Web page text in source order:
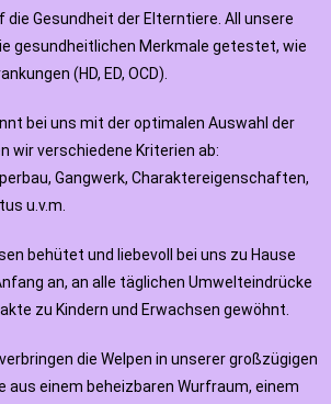
die Gesundheit der Elterntiere. All unsere
gesundheitlichen Merkmale getestet, wie
(HD, ED, OCD).
bei uns mit der optimalen Auswahl der
wir verschiedene Kriterien ab:
Gangwerk, Charaktereigenschaften,
u.v.m.
behütet und liebevoll bei uns zu Hause
an, an alle täglichen Umwelteindrücke
zu Kindern und Erwachsen gewöhnt.
die Welpen in unserer großzügigen
aus einem beheizbaren Wurfraum, einem